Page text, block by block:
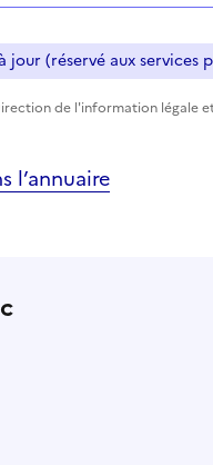
(réservé aux services
de l'information légale
l’annuaire